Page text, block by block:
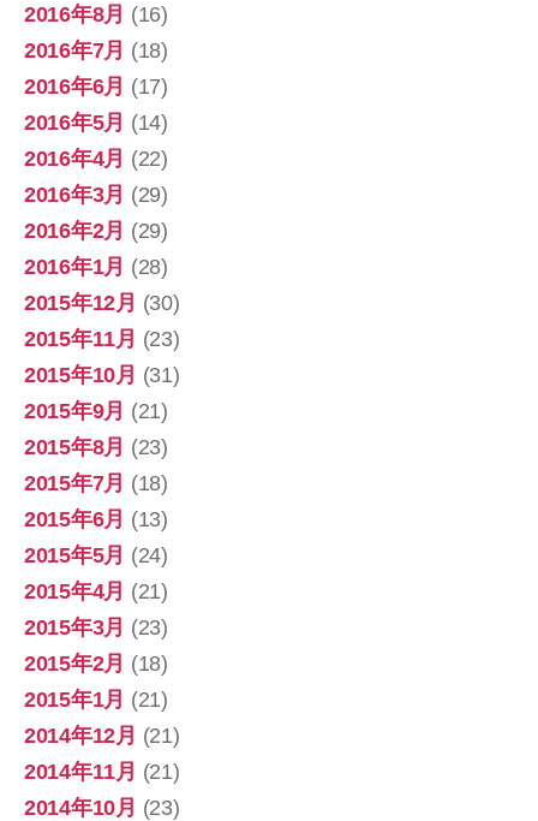
2016年8月 (16)
2016年7月 (18)
2016年6月 (17)
2016年5月 (14)
2016年4月 (22)
2016年3月 (29)
2016年2月 (29)
2016年1月 (28)
2015年12月 (30)
2015年11月 (23)
2015年10月 (31)
2015年9月 (21)
2015年8月 (23)
2015年7月 (18)
2015年6月 (13)
2015年5月 (24)
2015年4月 (21)
2015年3月 (23)
2015年2月 (18)
2015年1月 (21)
2014年12月 (21)
2014年11月 (21)
2014年10月 (23)